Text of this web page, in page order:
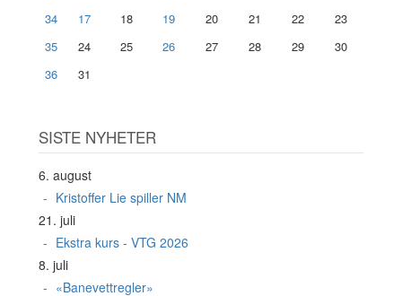
34
17 18 19 20 21 22
23
35
24 25 26 27 28 29
30
36
31
SISTE NYHETER
6. august
Kristoffer Lie spiller NM
21. juli
Ekstra kurs - VTG 2026
8. juli
«Banevettregler»